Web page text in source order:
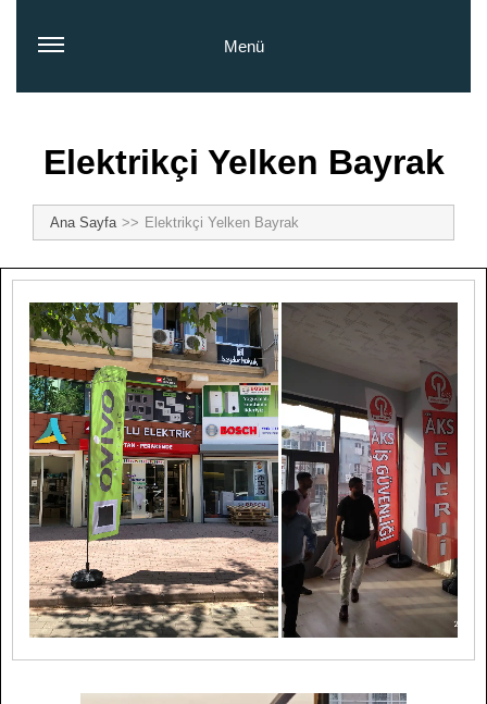
Elektrikçi Yelken Bayrak
Ana Sayfa Elektrikçi Yelken Bayrak
Menü